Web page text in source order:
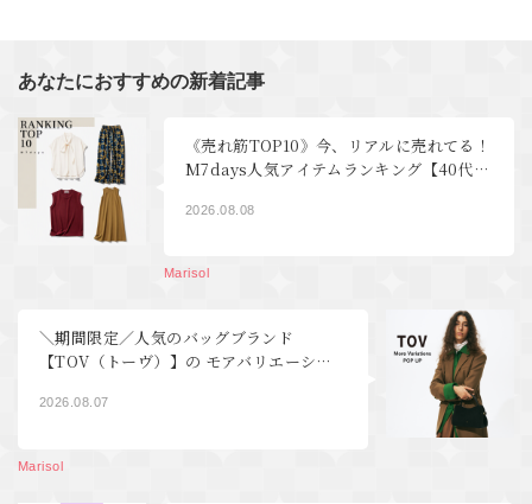
あなたにおすすめの新着記事
《売れ筋TOP10》今、リアルに売れてる！
M7days人気アイテムランキング【40代フ
2026.08.08
Marisol
＼期間限定／人気のバッグブランド
【TOV（トーヴ）】の モアバリエーショ
2026.08.07
Marisol